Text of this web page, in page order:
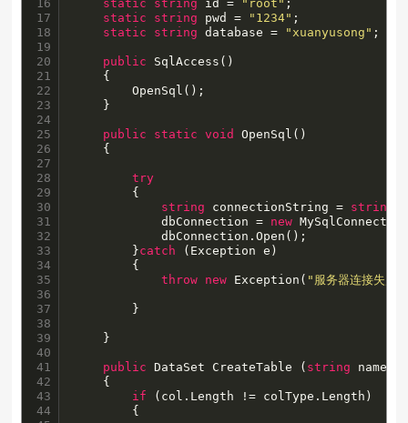
16
17
18
19
20
21
22
23
24
25
26
27
28
29
30
31
32
33
34
35
36
37
38
39
40
41
42
43
44
static
string id = "root" ;
static
string pwd = "1234" ;
static
string database = "xuanyusong" ;
public SqlAccess()
		OpenSql();
public static void
OpenSql()
try
string connectionString = string
			dbConnection =
new
			dbConnection.Open();
		}
catch (Exception e)
throw new Exception( "服务器连接失败
public DataSet CreateTable ( string name,
    {
if (col.Length != colType.Length)